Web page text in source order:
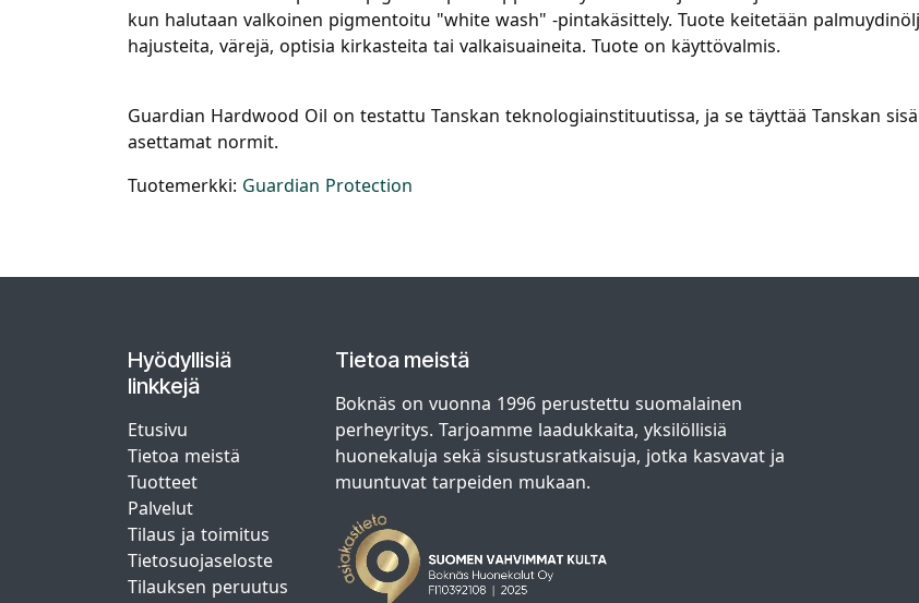
kun halutaan valkoinen pigmentoitu "white wash" -pintakäsittely. Tuote keitetään
hajusteita, värejä, optisia kirkasteita tai valkaisuaineita. Tuote on käyttövalmis.
Guardian Hardwood Oil on testattu Tanskan teknologiainstituutissa, ja se täyttää Tanskan
asettamat normit.
Tuotemerkki: Guardian Protection
Hyödyllisiä
linkkejä
Etusivu
Tietoa meistä
Tuotteet
Palvelut
Tilaus ja toimitus
Tietosuojaseloste
Tilauksen peruutus
Tietoa meistä
Boknäs on vuonna 1996 perustettu suomalainen
perheyritys. Tarjoamme laadukkaita, yksilöllisiä
huonekaluja sekä sisustusratkaisuja, jotka kasvavat ja
muuntuvat tarpeiden mukaan.